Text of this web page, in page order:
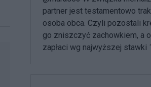
partner jest testamentowo
osoba obca. Czyli pozostali
go zniszczyć zachowkiem, a
zapłaci wg najwyższej stawki